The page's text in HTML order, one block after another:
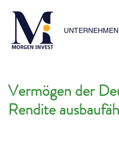
UNTERNEHMEN
Vermögen der
Rendite